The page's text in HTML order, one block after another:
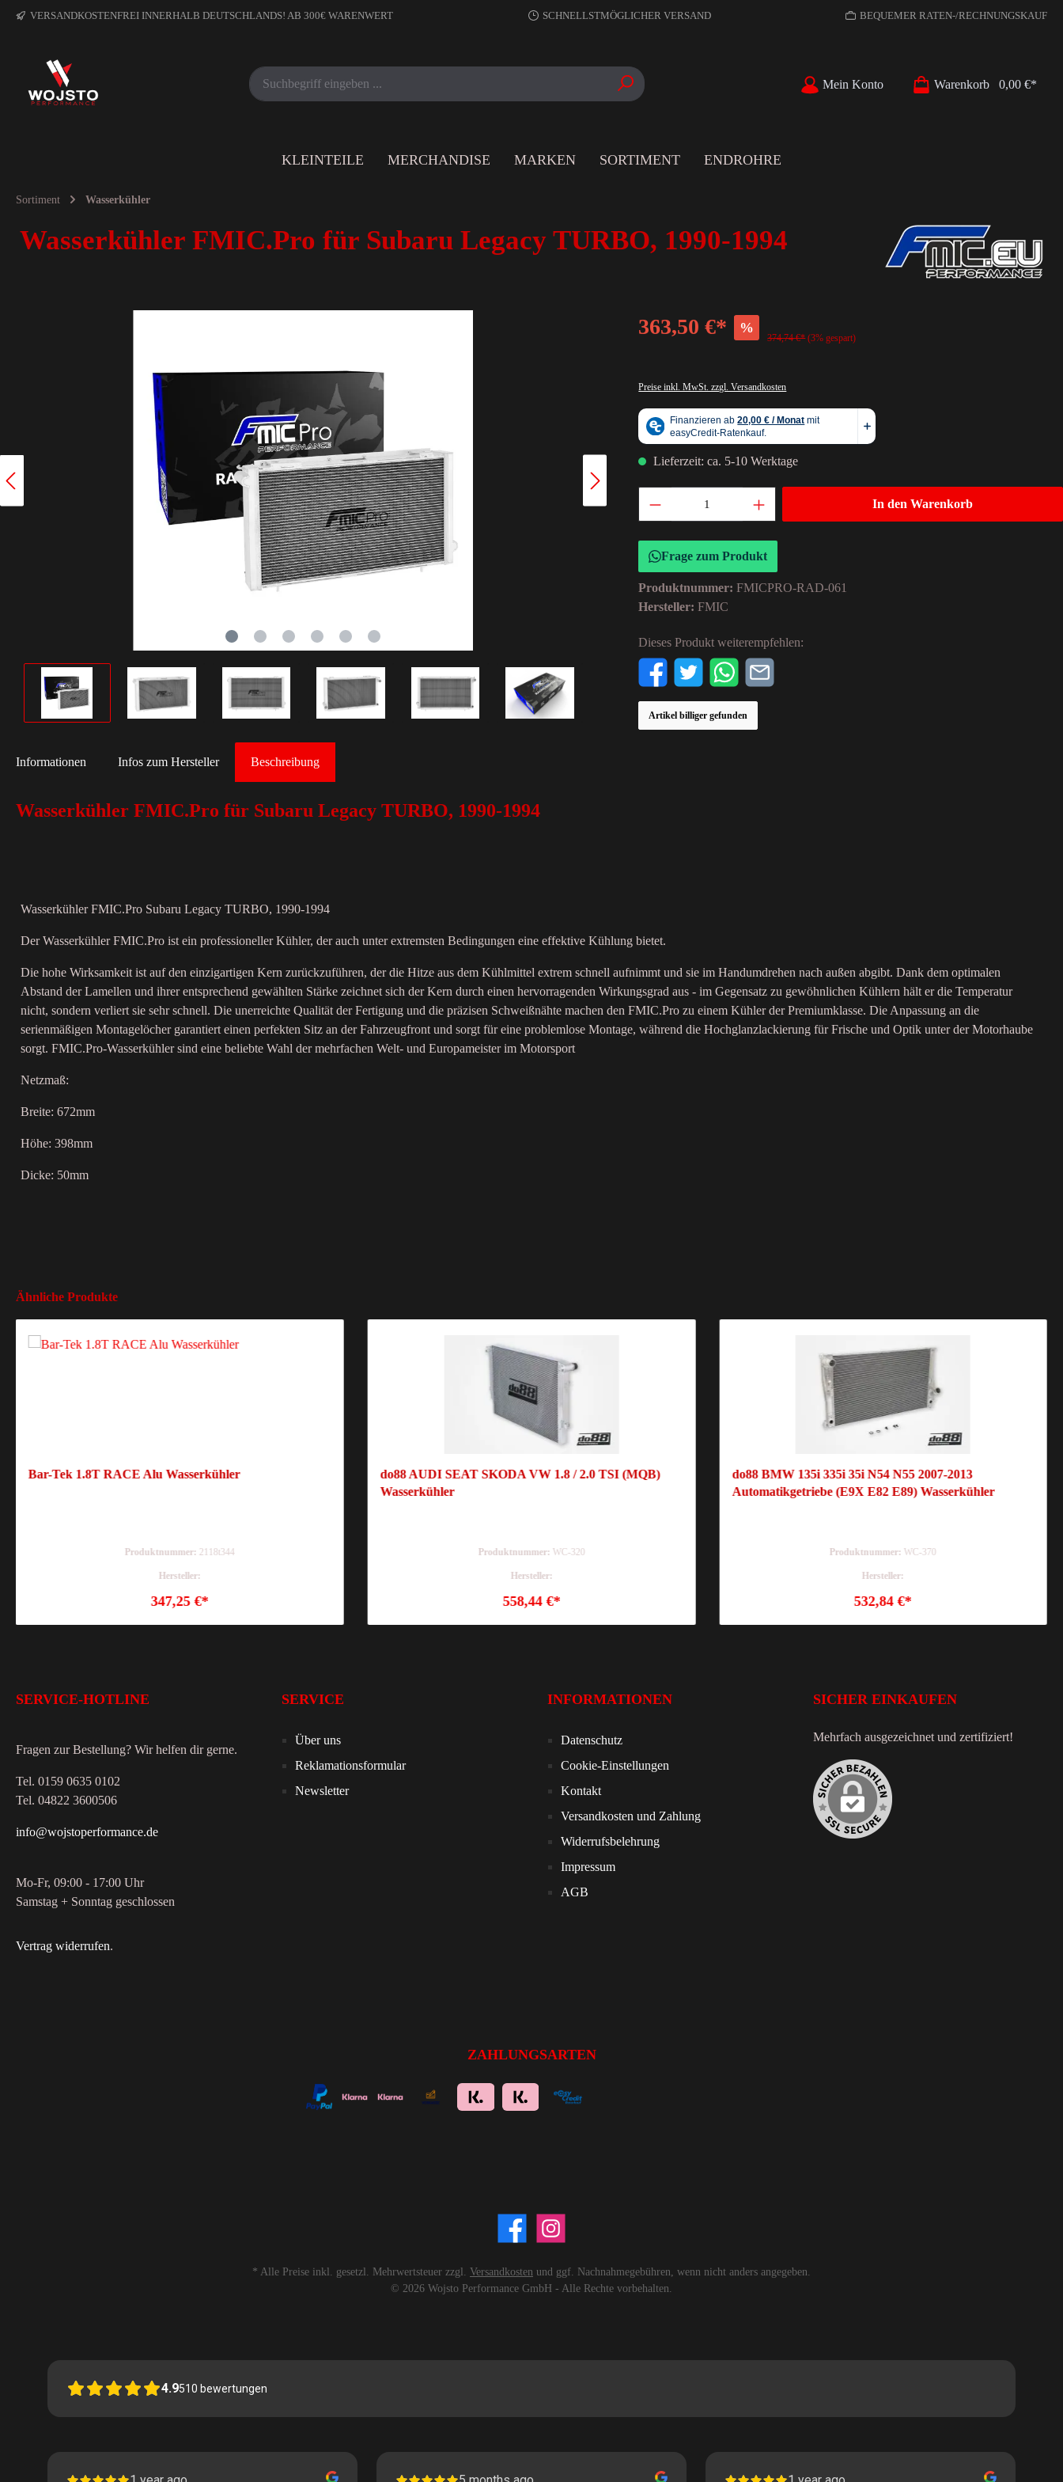
VERSANDKOSTENFREI INNERHALB DEUTSCHLANDS! AB 300€ WARENWERT SCHNELLSTMÖGLICHER VERSAND BEQUEMER RATEN-/RECHNUNGSKAUF
Mein Konto Warenkorb 0,00 €*
KLEINTEILE MERCHANDISE MARKEN SORTIMENT ENDROHRE
Sortiment Wasserkühler
Wasserkühler FMIC.Pro für Subaru Legacy TURBO, 1990-1994
363,50 €* %
374,74 €* (3% gespart)
Preise inkl. MwSt. zzgl. Versandkosten
Lieferzeit: ca. 5-10 Werktage
In den Warenkorb
Frage zum Produkt
Produktnummer:FMICPRO-RAD-061
Hersteller:FMIC
Dieses Produkt weiterempfehlen:
Artikel billiger gefunden
Beschreibung
Informationen Infos zum Hersteller
Wasserkühler FMIC.Pro für Subaru Legacy TURBO, 1990-1994
Wasserkühler FMIC.Pro Subaru Legacy TURBO, 1990-1994
Der Wasserkühler FMIC.Pro ist ein professioneller Kühler, der auch unter extremsten Bedingungen eine effektive Kühlung bietet.
Die hohe Wirksamkeit ist auf den einzigartigen Kern zurückzuführen, der die Hitze aus dem Kühlmittel extrem schnell aufnimmt und sie im Handumdrehen nach außen abgibt. Dank dem optimalen
Abstand der Lamellen und ihrer entsprechend gewählten Stärke zeichnet sich der Kern durch einen hervorragenden Wirkungsgrad aus - im Gegensatz zu gewöhnlichen Kühlern hält er die Temperatur
nicht, sondern verliert sie sehr schnell. Die unerreichte Qualität der Fertigung und die präzisen Schweißnähte machen den FMIC.Pro zu einem Kühler der Premiumklasse. Die Anpassung an die
serienmäßigen Montagelöcher garantiert einen perfekten Sitz an der Fahrzeugfront und sorgt für eine problemlose Montage, während die Hochglanzlackierung für Frische und Optik unter der Motorhaube
sorgt. FMIC.Pro-Wasserkühler sind eine beliebte Wahl der mehrfachen Welt- und Europameister im Motorsport
Netzmaß:
Breite: 672mm
Höhe: 398mm
Dicke: 50mm
Ähnliche Produkte
Bar-Tek 1.8T RACE Alu Wasserkühler
Produktnummer: 2118t344
Hersteller:
347,25 €*
do88 AUDI SEAT SKODA VW 1.8 / 2.0 TSI (MQB)
Wasserkühler
Produktnummer: WC-320
Hersteller:
558,44 €*
do88 BMW 135i 335i 35i N54 N55 2007-2013
Automatikgetriebe (E9X E82 E89) Wasserkühler
Produktnummer:WC-370
Hersteller:
532,84 €*
SERVICE-HOTLINE
Fragen zur Bestellung? Wir helfen dir gerne.
Tel. 0159 0635 0102
Tel. 04822 3600506
info@wojstoperformance.de
Mo-Fr, 09:00 - 17:00 Uhr
Samstag + Sonntag geschlossen
Vertrag widerrufen.
SERVICE
Über uns
Reklamationsformular
Newsletter
INFORMATIONEN
Datenschutz
Cookie-Einstellungen
Kontakt
Versandkosten und Zahlung
Widerrufsbelehrung
Impressum
AGB
SICHER EINKAUFEN
Mehrfach ausgezeichnet und zertifiziert!
ZAHLUNGSARTEN
* Alle Preise inkl. gesetzl. Mehrwertsteuer zzgl. Versandkosten und ggf. Nachnahmegebühren, wenn nicht anders angegeben.
© 2026 Wojsto Performance GmbH - Alle Rechte vorbehalten.
4.9510 bewertungen